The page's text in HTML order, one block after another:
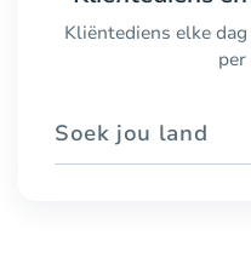
Kliëntediens elke
per
Soek jou land